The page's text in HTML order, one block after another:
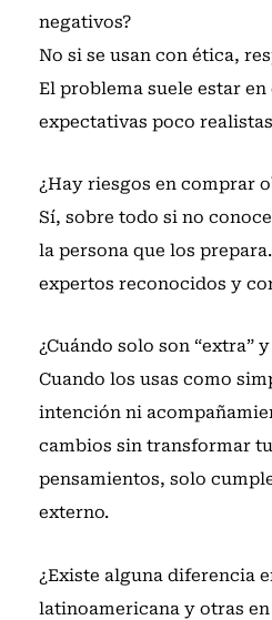
negativos?
No si se usan con ética,
El problema suele estar
expectativas poco
¿Hay riesgos en comprar
Sí, sobre todo si no
la persona que los
expertos reconocidos y
¿Cuándo solo son “extra”
Cuando los usas como
intención ni
cambios sin transformar
pensamientos, solo
externo.
¿Existe alguna diferencia
latinoamericana y otras en